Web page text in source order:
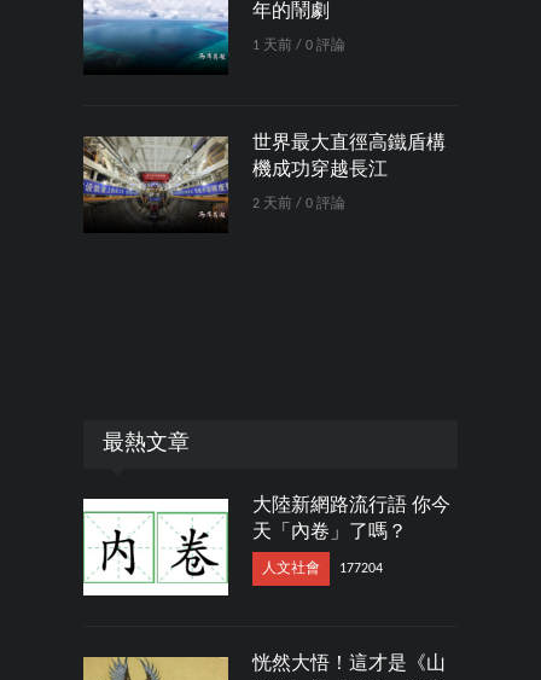
年的鬧劇
1 天前 / 0 評論
世界最大直徑高鐵盾構
機成功穿越長江
2 天前 / 0 評論
最熱文章
大陸新網路流行語 你今
天「內卷」了嗎？
人文社會 177204
恍然大悟！這才是《山